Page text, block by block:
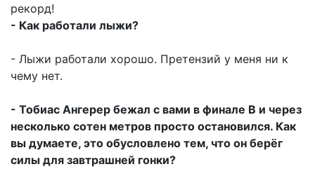
рекорд!
- Как работали лыжи?
- Лыжи работали хорошо. Претензий у меня ни к
чему нет.
- Тобиас Ангерер бежал с вами в финале В и через
несколько сотен метров просто остановился. Как
вы думаете, это обусловлено тем, что он берёг
силы для завтрашней гонки?